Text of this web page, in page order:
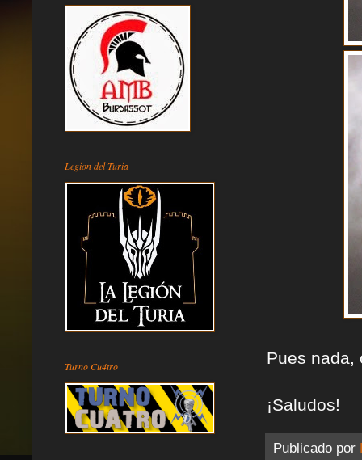
Pues nada,
¡Saludos!
Publicado por
Legion del Turia
Turno Cu4tro